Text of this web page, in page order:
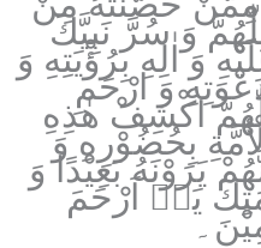
وَ سُرَّ نَبِيَّكَ
وَ اٰلِهِ بِرُؤْيَتِهِ وَ
وَ ارْحَمِ
اكْشِفْ هٰذِهِ
بِحُضُوْرِهِ وَ
يَرَوْنَهُ بَعِيْدًا وَ
يَاۤ اَرْحَمَ